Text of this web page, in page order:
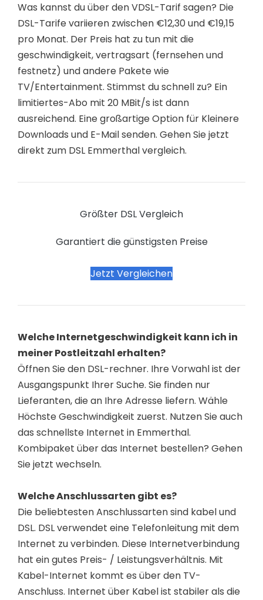
Was kannst du über den VDSL-Tarif sagen? Die
DSL-Tarife variieren zwischen €12,30 und €19,15
pro Monat. Der Preis hat zu tun mit die
geschwindigkeit, vertragsart (fernsehen und
festnetz) und andere Pakete wie
TV/Entertainment. Stimmst du schnell zu? Ein
limitiertes-Abo mit 20 MBit/s ist dann
ausreichend. Eine großartige Option für Kleinere
Downloads und E-Mail senden. Gehen Sie jetzt
direkt zum DSL Emmerthal vergleich.
Größter DSL Vergleich
Garantiert die günstigsten Preise
Jetzt Vergleichen
Welche Internetgeschwindigkeit kann ich in
meiner Postleitzahl erhalten?
Öffnen Sie den DSL-rechner. Ihre Vorwahl ist der
Ausgangspunkt Ihrer Suche. Sie finden nur
Lieferanten, die an Ihre Adresse liefern. Wähle
Höchste Geschwindigkeit zuerst. Nutzen Sie auch
das schnellste Internet in Emmerthal.
Kombipaket über das Internet bestellen? Gehen
Sie jetzt wechseln.
Welche Anschlussarten gibt es?
Die beliebtesten Anschlussarten sind kabel und
DSL. DSL verwendet eine Telefonleitung mit dem
Internet zu verbinden. Diese Internetverbindung
hat ein gutes Preis- / Leistungsverhältnis. Mit
Kabel-Internet kommt es über den TV-
Anschluss. Internet über Kabel ist stabiler als die